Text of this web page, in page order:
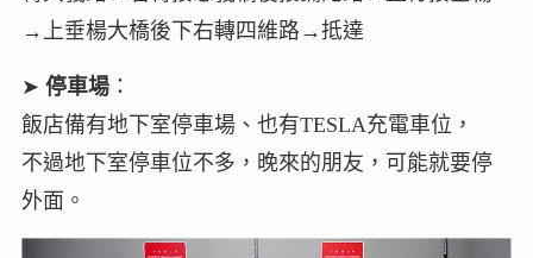
→上垂楊大橋後下右轉四維路→抵達
➤ 停車場：
飯店備有地下室停車場、也有TESLA充電車位，
不過地下室停車位不多，晚來的朋友，可能就要停
外面。